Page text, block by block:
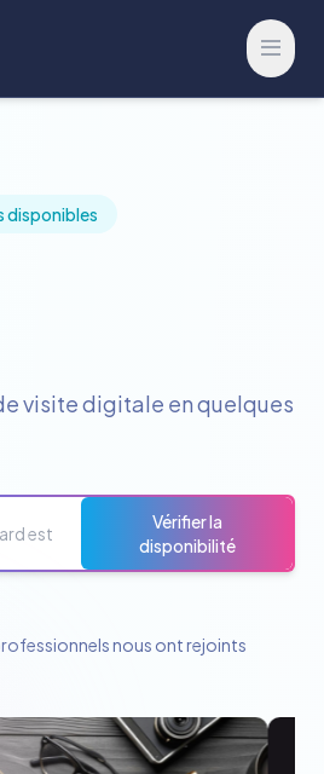
disponibles
visite digitale en quelques
Vérifier la
disponibilité
nous ont rejoints